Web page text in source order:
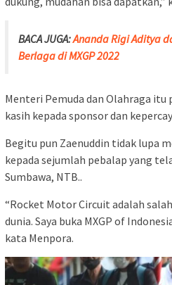
BACA JUGA:Ananda Rigi Aditya
Berlaga di MXGP 2022
Menteri Pemuda dan Olahraga
kasih kepada sponsor dan
Begitu pun Zaenuddin tidak lupa
kepada sejumlah pebalap yang
Sumbawa, NTB..
“Rocket Motor Circuit adalah
dunia. Saya buka MXGP of
kata Menpora.